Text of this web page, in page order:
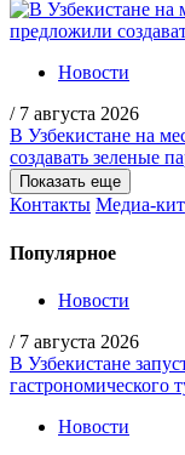
Новости
/ 7 августа 2026
В Узбекистане на
создавать зеленые
Показать еще
Контакты Медиа-кит
Популярное
Новости
/ 7 августа 2026
В Узбекистане
гастрономического
Новости